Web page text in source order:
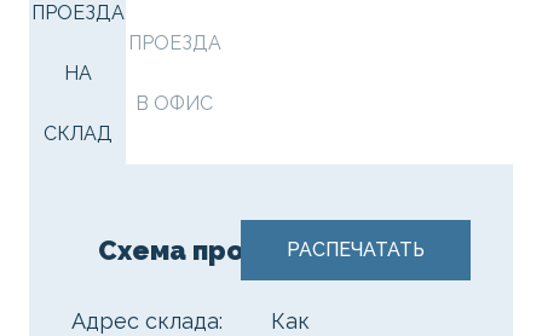
ПРОЕЗДА
НА
СКЛАД
ПРОЕЗДА
В ОФИС
Схема проезда на склад
РАСПЕЧАТАТЬ
Адрес склада:
Как